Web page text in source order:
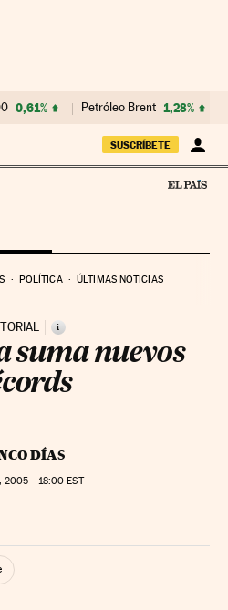
0,61% Petróleo Brent 1,28%
SUSCRÍBETE
POLÍTICA ÚLTIMAS NOTICIAS
i
suma nuevos
DÍAS
2005 - 18:00 EST
Sociales